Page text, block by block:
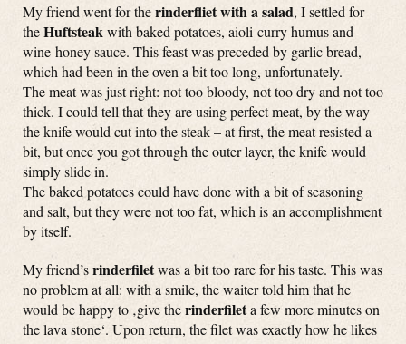
My friend went for therinderfliet with a salad, I settled for
theHuftsteakwith baked potatoes, aioli-curry humus and
wine-honey sauce. This feast was preceded by garlic bread,
which had been in the oven a bit too long, unfortunately.
The meat was just right: not too bloody, not too dry and not too
thick. I could tell that they are using perfect meat, by the way
the knife would cut into the steak – at first, the meat resisted a
bit, but once you got through the outer layer, the knife would
simply slide in.
The baked potatoes could have done with a bit of seasoning
and salt, but they were not too fat, which is an accomplishment
by itself.
My friend’srinderfiletwas a bit too rare for his taste. This was
no problem at all: with a smile, the waiter told him that he
would be happy to ‚give therinderfileta few more minutes on
the lava stone‘. Upon return, the filet was exactly how he likes